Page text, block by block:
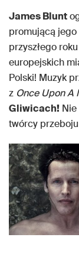
James Blunt
promującą
przyszłego
europejskich
Polski! Muzyk
z Once Upon A
Gliwicach!
twórcy przeboju